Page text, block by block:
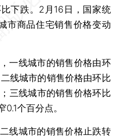
下跌。2月16日，国家统
市商品住宅销售价格变动
线城市的销售价格由环
线城市的销售价格由环比
三线城市的销售价格环比
0.1个百分点。
城市的销售价格止跌转